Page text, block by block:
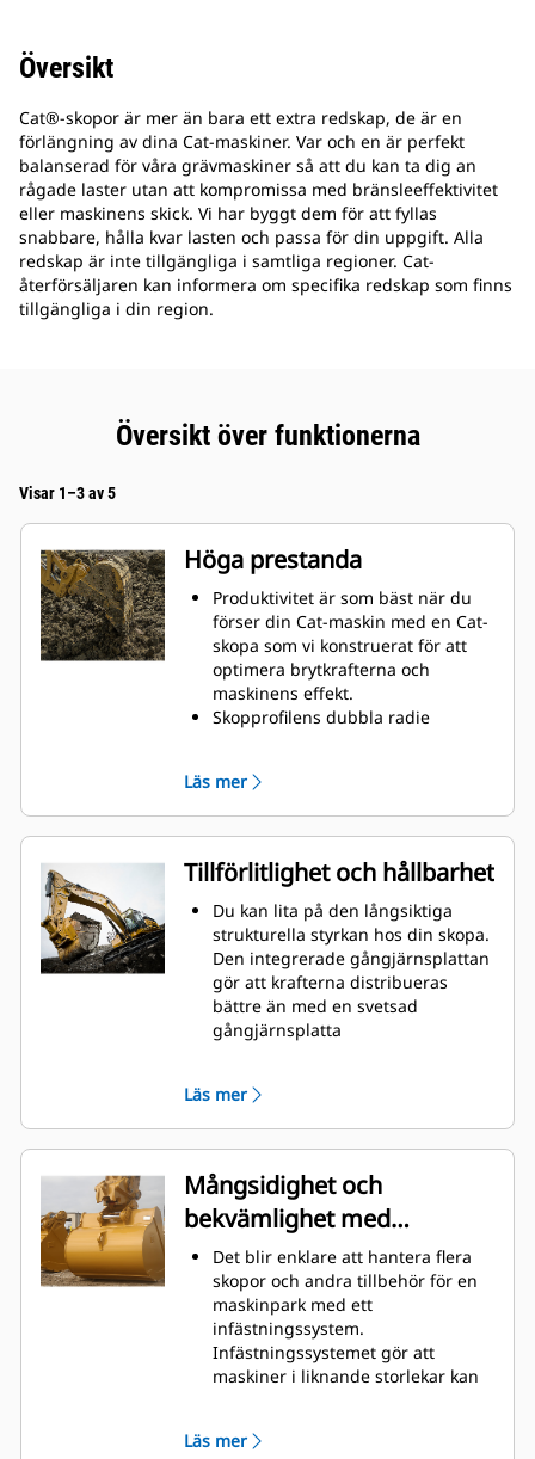
Översikt
Cat®-skopor är mer än bara ett extra redskap, de är en
förlängning av dina Cat-maskiner. Var och en är perfekt
balanserad för våra grävmaskiner så att du kan ta dig an
rågade laster utan att kompromissa med bränsleeffektivitet
eller maskinens skick. Vi har byggt dem för att fyllas
snabbare, hålla kvar lasten och passa för din uppgift. Alla
redskap är inte tillgängliga i samtliga regioner. Cat-
återförsäljaren kan informera om specifika redskap som finns
tillgängliga i din region.
Översikt över funktionerna
Visar 1–3 av 5
Höga prestanda
Produktivitet är som bäst när du
förser din Cat-maskin med en Cat-
skopa som vi konstruerat för att
optimera brytkrafterna och
maskinens effekt.
Skopprofilens dubbla radie
frigång säkerställer att skopbotten
inte släpar, vilket minskar
underhållskostnaderna.
Bränsleförbrukningstoppar under
grävning. Cat-skoporna är
utformade för att skära genom
material snabbt för att förbättra
maskinens totala effektivitet.
Lasta mer material på kortare tid.
Skopans form och sidostänger
håller de flesta material i din
Läs mer
Tillförlitlighet och hållbarhet
Du kan lita på den långsiktiga
strukturella styrkan hos din skopa.
Den integrerade gångjärnsplattan
gör att krafterna distribueras
bättre än med en svetsad
gångjärnsplatta
stål, särskilt användbart på
extrema slitytor
Skydda extrema slitytor på skopan
bäst från att komma i kontakt med
material med Caterpillars redskap
med markkontakt (GET)
Högre produktion i krävande
situationer, enklare penetrering i
högar och snabbare cykeltider
med Cat®Advansys™
Installera och ta bort tänder
snabbare än tidigare med
Advansys hammarlösa GET-system
adaptrar med endast handverktyg
Läs mer
Mångsidighet och
bekvämlighet med
snabbkopplingar
Det blir enklare att hantera flera
skopor och andra tillbehör för en
maskinpark med ett
infästningssystem.
Infästningssystemet gör att
maskiner i liknande storlekar kan
att föraren behöver lämna hyttens
Läs mer